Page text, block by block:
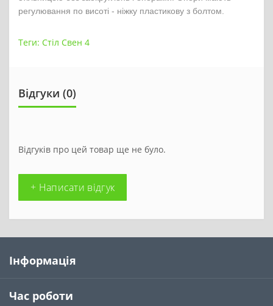
регулювання по висоті - ніжку пластикову з болтом.
Теги: Стіл Свен 4
Відгуки (0)
Відгуків про цей товар ще не було.
+ Написати відгук
Інформація
Час роботи